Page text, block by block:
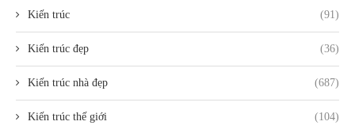
Kiến trúc (91)
Kiến trúc đẹp (36)
Kiến trúc nhà đẹp (687)
Kiến trúc thế giới (104)